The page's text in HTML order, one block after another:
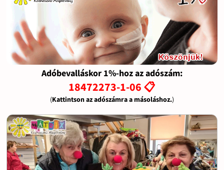
Adóbevalláskor 1%-hoz az adószám:
18472273-1-06 📋
(Kattintson az adószámra a másoláshoz.)